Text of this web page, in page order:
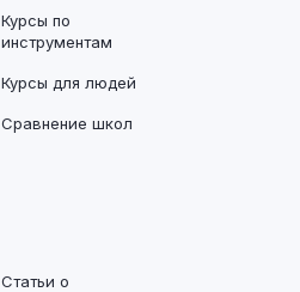
Курсы по
инструментам
Курсы для людей
Сравнение школ
Статьи о